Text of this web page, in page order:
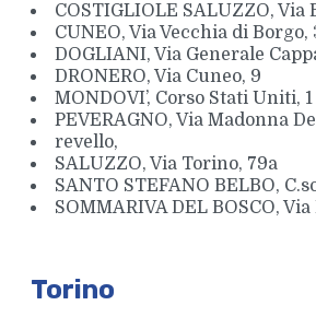
COSTIGLIOLE SALUZZO, Via
CUNEO, Via Vecchia di Borgo,
DOGLIANI, Via Generale
DRONERO, Via Cuneo, 9
MONDOVI’, Corso Stati Uniti, 1
PEVERAGNO, Via Madonna
revello,
SALUZZO, Via Torino, 79a
SANTO STEFANO BELBO,
SOMMARIVA DEL BOSCO,
Torino